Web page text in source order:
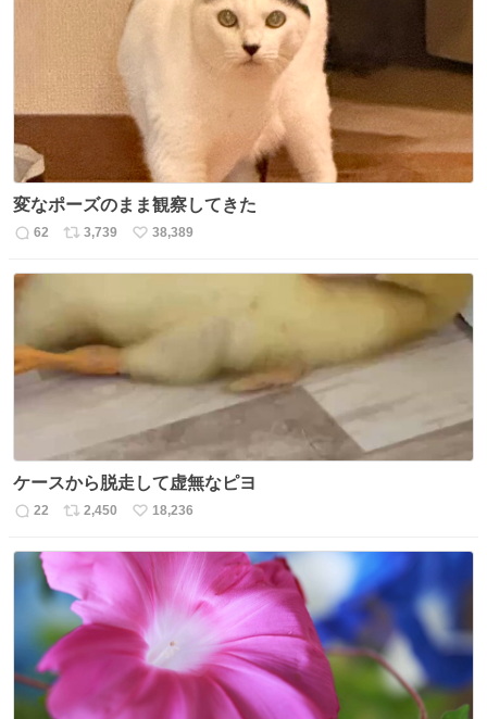
ス
数
ね
数
変なポーズのまま観察してきた
返
数
62
リ
数
3,739
い
38,389
ケースから脱走して虚無なピヨ
返
22
リ
ト
数
2,450
い
ね
数
18,236